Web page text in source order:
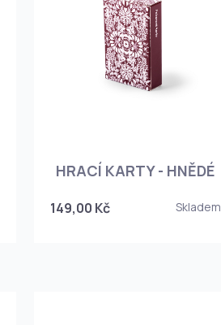
HRACÍ KARTY - HNĚDÉ
149,00 Kč Skladem